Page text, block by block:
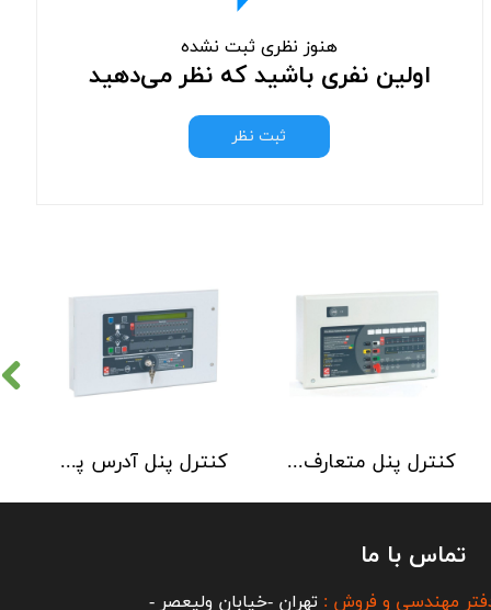
هنوز نظری ثبت نشده
اولین نفری باشید که نظر می‌دهید
ثبت نظر
کنترل پنل آدرس پذیر C-TEC سری XFP دو لوپ 32 زون کنترل پنل متعارف C-TEC سری CFP 8 Zone
تماس با ما
مهندسی و فروش : تهران -خیابان ولیعصر -